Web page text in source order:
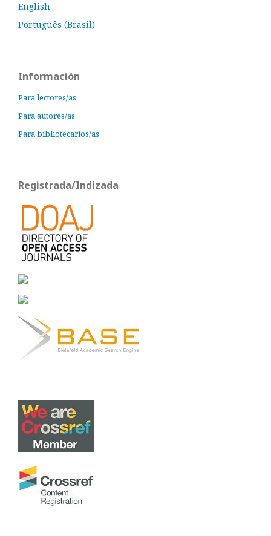
English
Português (Brasil)
Información
Para lectores/as
Para autores/as
Para bibliotecarios/as
Registrada/Indizada